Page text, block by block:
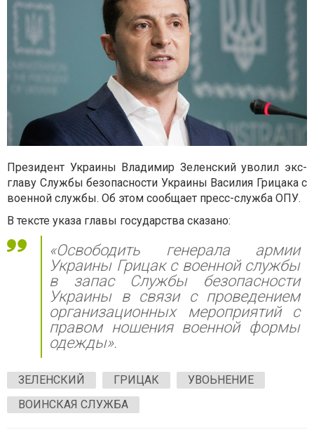
Президент Украины Владимир Зеленский уволил экс-
главу Службы безопасности Украины Василия Грицака с
военной службы. Об этом сообщает пресс-служба ОПУ.
В тексте указа главы государства сказано:
«Освободить генерала армии
Украины Грицак с военной службы
в запас Службы безопасности
Украины в связи с проведением
организационных мероприятий с
правом ношения военной формы
одежды».
ЗЕЛЕНСКИЙ ГРИЦАК
УВОЬНЕНИЕ
ВОИНСКАЯ СЛУЖБА